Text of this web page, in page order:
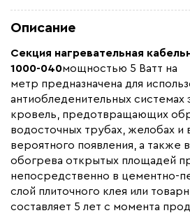
Монтаж
Макс. рабочая температура (C)
Толщина (мм)
Длина установочного провода, м
Страна производства
Гарантия (год)
Описание
Секция нагревательная
1000-040мощностью 5 Ватт на
метр предназначена для
антиобледенительных системах
кровель, предотвращающих
водосточных трубах, желобах и
вероятного появления, а также
обогрева открытых площадей
непосредственно в цементно-
слой плиточного клея или
составляет 5 лет с момента